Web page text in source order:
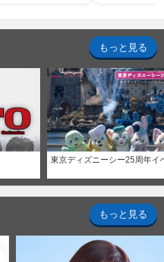
もっと見る
東京ディズニーシー25周年イ
もっと見る